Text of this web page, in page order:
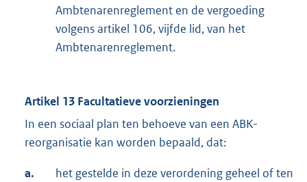
Ambtenarenreglement en de vergoeding
volgens artikel 106, vijfde lid, van het
Ambtenarenreglement.
Artikel 13 Facultatieve voorzieningen
In een sociaal plan ten behoeve van een ABK-
reorganisatie kan worden bepaald, dat:
a.
het gestelde in deze verordening geheel of ten